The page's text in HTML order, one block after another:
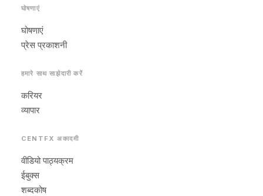
घोषणाएं
घोषणाएं
प्रेस प्रकाशनी
हमारे साथ साझेदारी करें
करियर
व्यापार
CENTFX अकादमी
वीडियो पाठ्यक्रम
ईबुक्स
शब्दकोष